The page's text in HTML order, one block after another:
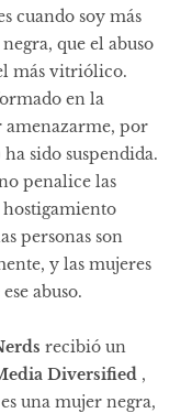
cuando soy más
que el abuso
más vitriólico.
en la
amenazarme, por
sido suspendida.
penalice las
hostigamiento
personas son
y las mujeres
abuso.
recibió un
Diversified ,
es una mujer negra,